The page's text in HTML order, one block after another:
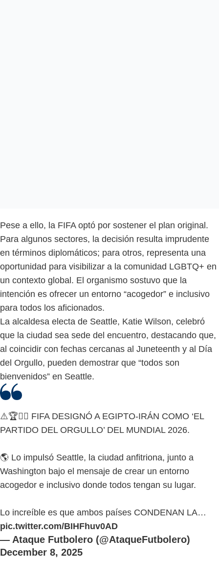
Pese a ello, la FIFA optó por sostener el plan original.
Para algunos sectores, la decisión resulta imprudente
en términos diplomáticos; para otros, representa una
oportunidad para visibilizar a la comunidad LGBTQ+ en
un contexto global. El organismo sostuvo que la
intención es ofrecer un entorno “acogedor” e inclusivo
para todos los aficionados.
La alcaldesa electa de Seattle, Katie Wilson, celebró
que la ciudad sea sede del encuentro, destacando que,
al coincidir con fechas cercanas al Juneteenth y al Día
del Orgullo, pueden demostrar que “todos son
bienvenidos” en Seattle.
⚠️🏆🏳️‍🌈 FIFA DESIGNÓ A EGIPTO-IRÁN COMO ‘EL
PARTIDO DEL ORGULLO’ DEL MUNDIAL 2026.
🌎 Lo impulsó Seattle, la ciudad anfitriona, junto a
Washington bajo el mensaje de crear un entorno
acogedor e inclusivo donde todos tengan su lugar.
Lo increíble es que ambos países CONDENAN LA…
pic.twitter.com/BIHFhuv0AD
— Ataque Futbolero (@AtaqueFutbolero)
December 8, 2025